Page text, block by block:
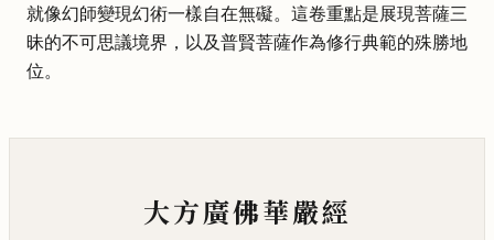
就像幻師變現幻術一樣自在無礙。這卷重點是展現菩薩三
昧的不可思議境界，以及普賢菩薩作為修行典範的殊勝地
位。
大方廣佛華嚴經